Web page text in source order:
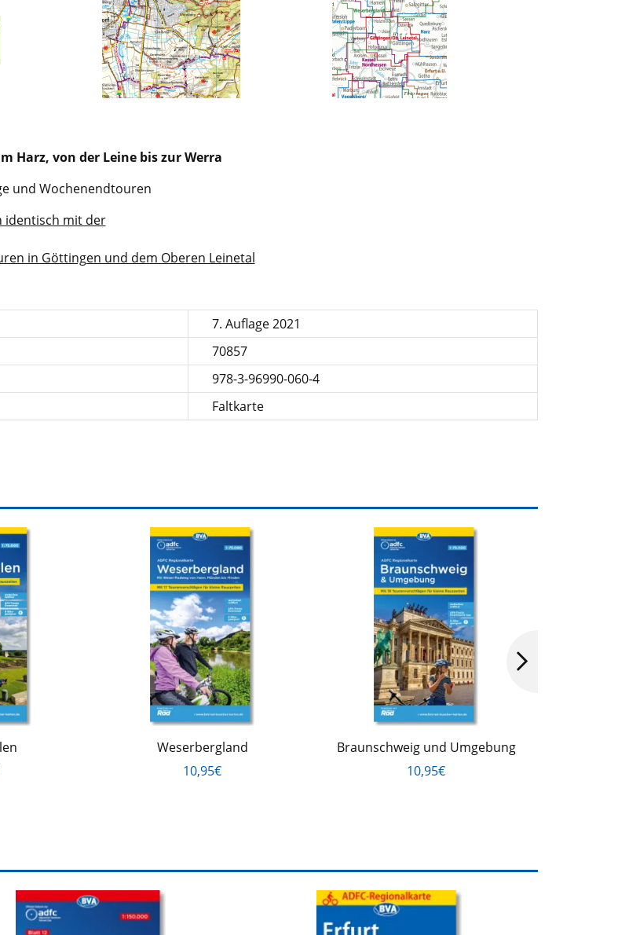
Harz, von der Leine bis zur Werra
und Wochenendtouren
identisch mit der
in Göttingen und dem Oberen Leinetal
7. Auflage 2021
70857
978-3-96990-060-4
Faltkarte
Weserbergland
10,95€
Braunschweig und Umgebung
10,95€